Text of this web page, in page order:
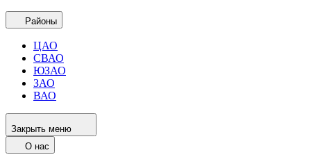
Районы
ЦАО
СВАО
ЮЗАО
ЗАО
ВАО
Закрыть меню
О нас